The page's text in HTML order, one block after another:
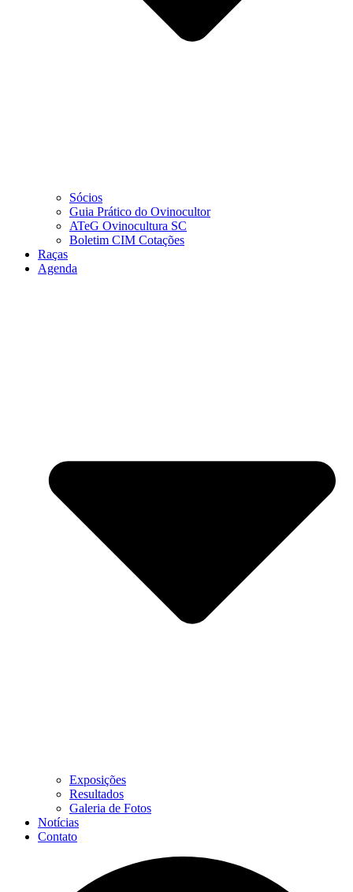
Sócios
Guia Prático do Ovinocultor
ATeG Ovinocultura SC
Boletim CIM Cotações
Raças
Agenda
Exposições
Resultados
Galeria de Fotos
Notícias
Contato